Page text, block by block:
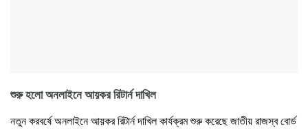
শুরু হলো অনলাইনে আয়কর রিটার্ন দাখিল
নতুন করবর্ষে অনলাইনে আয়কর রিটার্ন দাখিল কার্যক্রম শুরু করেছে জাতীয় রাজস্ব বোর্ড